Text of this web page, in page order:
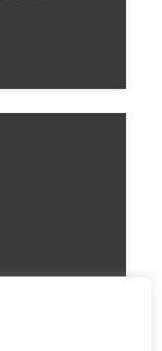
podrían